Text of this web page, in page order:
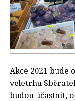
Akce 2021 bude
veletrhu
budou účastnit,